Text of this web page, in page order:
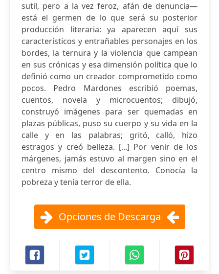
sutil, pero a la vez feroz, afán de denuncia—
está el germen de lo que será su posterior
producción literaria: ya aparecen aquí sus
característicos y entrañables personajes en los
bordes, la ternura y la violencia que campean
en sus crónicas y esa dimensión política que lo
definió como un creador comprometido como
pocos. Pedro Mardones escribió poemas,
cuentos, novela y microcuentos; dibujó,
construyó imágenes para ser quemadas en
plazas públicas, puso su cuerpo y su vida en la
calle y en las palabras; gritó, calló, hizo
estragos y creó belleza. [...] Por venir de los
márgenes, jamás estuvo al margen sino en el
centro mismo del descontento. Conocía la
pobreza y tenía terror de ella.
Opciones de Descarga